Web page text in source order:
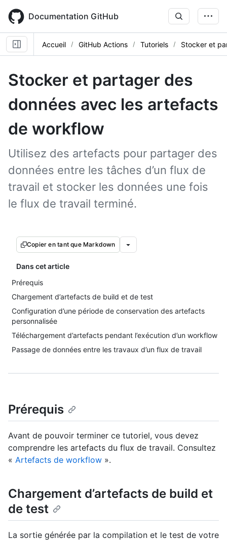
main
content
Documentation GitHub
Accueil GitHub Actions Tutoriels Stocker et
Stocker et partager des
données avec les artefacts
de workflow
Utilisez des artefacts pour partager des
données entre les tâches d’un flux de
travail et stocker les données une fois
le flux de travail terminé.
Copier en tant que Markdown
Dans cet article
Prérequis
Chargement d’artefacts de build et de test
Configuration d’une période de conservation des artefacts
personnalisée
Téléchargement d’artefacts pendant l’exécution d’un workflow
Passage de données entre les travaux d’un flux de travail
Prérequis
Avant de pouvoir terminer ce tutoriel, vous devez
comprendre les artefacts du flux de travail. Consultez
« Artefacts de workflow ».
Chargement d’artefacts de build et
de test
La sortie générée par la compilation et le test de votre